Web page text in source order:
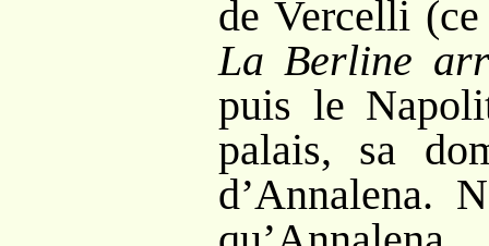
de Vercelli
La Berline
puis le
palais, sa
d’Annalena.